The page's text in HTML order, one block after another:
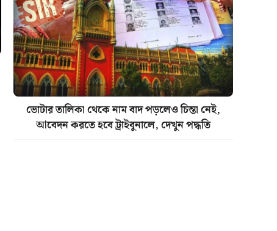
ভোটার তালিকা থেকে নাম বাদ পড়লেও চিন্তা নেই,
আবেদন করতে হবে ট্রাইবুনালে, দেখুন পদ্ধতি